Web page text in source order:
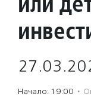
Начало: 19:00 ·